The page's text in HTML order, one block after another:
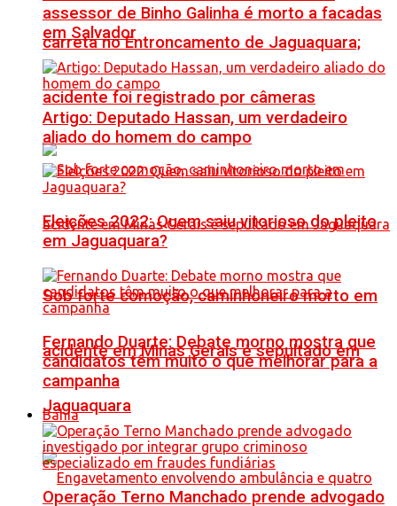
carreta no Entroncamento de Jaguaquara;
acidente foi registrado por câmeras
Sob forte comoção, caminhoneiro morto em
acidente em Minas Gerais é sepultado em
Jaguaquara
assessor de Binho Galinha é morto a facadas
em Salvador
Artigo: Deputado Hassan, um verdadeiro
aliado do homem do campo
Eleições 2022: Quem saiu vitorioso do pleito
em Jaguaquara?
Fernando Duarte: Debate morno mostra que
candidatos têm muito o que melhorar para a
campanha
Bahia
Operação Terno Manchado prende advogado